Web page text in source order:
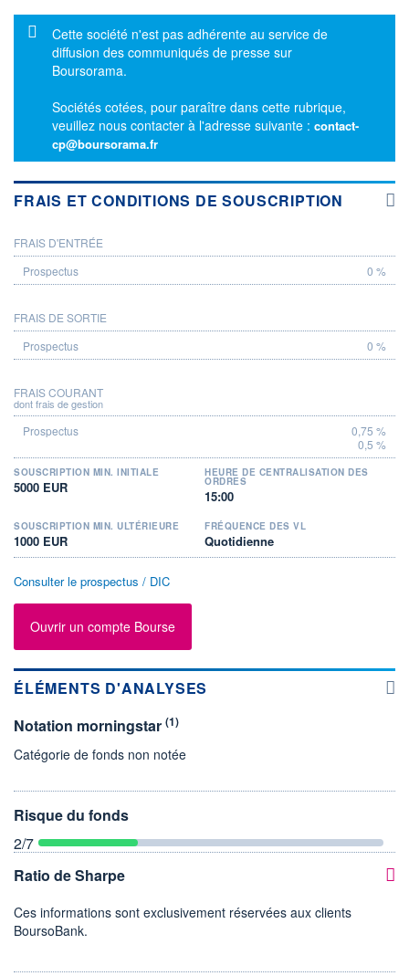
Message d'information
Cette société n'est pas adhérente au service de
diffusion des communiqués de presse sur
Boursorama.
Sociétés cotées, pour paraître dans cette rubrique,
veuillez nous contacter à l'adresse suivante : contact-
cp@boursorama.fr
FRAIS ET CONDITIONS DE SOUSCRIPTION
PROSPECTUS
FRAIS D'ENTRÉE
0 %
FRAIS DE SORTIE
0 %
FRAIS COURANT
dont frais de gestion
0,75 %
0,5 %
SOUSCRIPTION MIN. INITIALE
5000 EUR
HEURE DE CENTRALISATION DES
ORDRES
15:00
SOUSCRIPTION MIN. ULTÉRIEURE
1000 EUR
FRÉQUENCE DES VL
Quotidienne
Consulter le prospectus / DIC
Ouvrir un compte Bourse
ÉLÉMENTS D'ANALYSES
Notation morningstar (1)
Catégorie de fonds non notée
Risque du fonds
2/7
Ratio de Sharpe
Ces informations sont exclusivement réservées aux clients
BoursoBank.